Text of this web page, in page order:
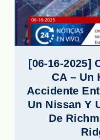
[06-16-2025]
CA – Un
Accidente
Un Nissan Y
De